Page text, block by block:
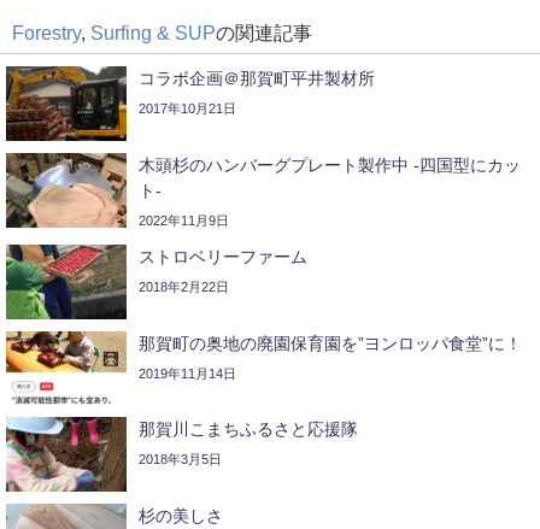
Forestry, Surfing & SUPの関連記事
コラボ企画＠那賀町平井製材所
2017年10月21日
木頭杉のハンバーグプレート製作中 -四国型にカッ
ト-
2022年11月9日
ストロベリーファーム
2018年2月22日
那賀町の奥地の廃園保育園を”ヨンロッパ食堂”に！
2019年11月14日
那賀川こまちふるさと応援隊
2018年3月5日
杉の美しさ